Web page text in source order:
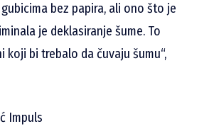
bez papira, ali ono što je
je deklasiranje šume. To
koji bi trebalo da čuvaju šumu“,